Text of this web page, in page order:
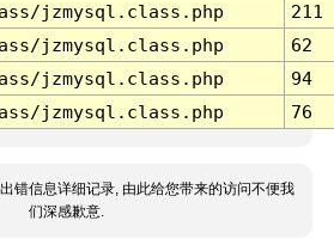
jzmysql.class.php
211
jzmysql.class.php
62
jzmysql.class.php
94
jzmysql.class.php 76
错信息详细记录, 由此给您带来的访问不便我
们深感歉意.